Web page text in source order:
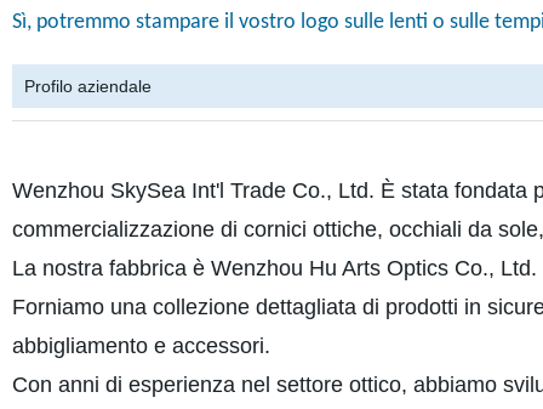
Sì, potremmo stampare il vostro logo sulle lenti o sulle
Profilo aziendale
Wenzhou SkySea Int'l Trade Co., Ltd. È stata
commercializzazione di cornici ottiche, occhiali da
La nostra fabbrica è Wenzhou Hu Arts Optics Co.,
Forniamo una collezione dettagliata di prodotti in
abbigliamento e accessori.
Con anni di esperienza nel settore ottico, abbiamo